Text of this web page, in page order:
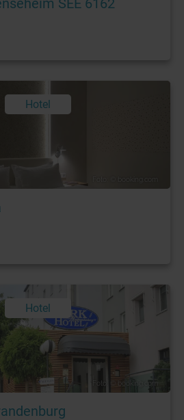
SEE 6162
Hotel
Hotel
Foto: © booking.com